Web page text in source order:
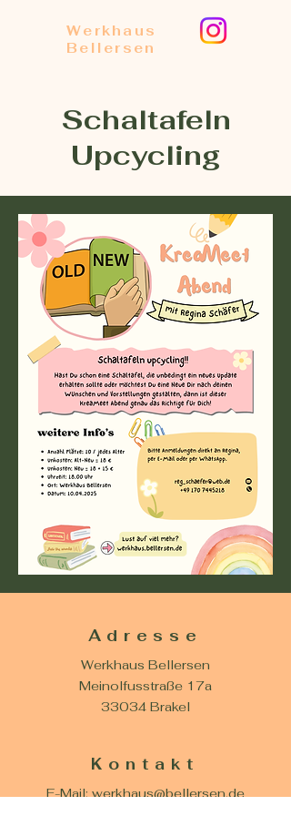
Werkhaus
Bellersen
Schaltafeln
Upcycling
Adresse
Werkhaus Bellersen
Meinolfusstraße 17a
33034 Brakel
Kontakt
E-Mail:werkhaus@bellersen.de